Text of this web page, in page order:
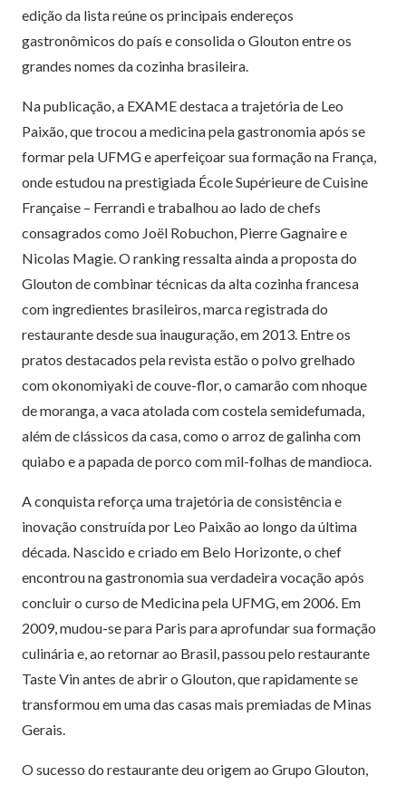
edição da lista reúne os principais endereços
gastronômicos do país e consolida o Glouton entre os
grandes nomes da cozinha brasileira.
Na publicação, a EXAME destaca a trajetória de Leo
Paixão, que trocou a medicina pela gastronomia após se
formar pela UFMG e aperfeiçoar sua formação na França,
onde estudou na prestigiada École Supérieure de Cuisine
Française – Ferrandi e trabalhou ao lado de chefs
consagrados como Joël Robuchon, Pierre Gagnaire e
Nicolas Magie. O ranking ressalta ainda a proposta do
Glouton de combinar técnicas da alta cozinha francesa
com ingredientes brasileiros, marca registrada do
restaurante desde sua inauguração, em 2013. Entre os
pratos destacados pela revista estão o polvo grelhado
com okonomiyaki de couve-flor, o camarão com nhoque
de moranga, a vaca atolada com costela semidefumada,
além de clássicos da casa, como o arroz de galinha com
quiabo e a papada de porco com mil-folhas de mandioca.
A conquista reforça uma trajetória de consistência e
inovação construída por Leo Paixão ao longo da última
década. Nascido e criado em Belo Horizonte, o chef
encontrou na gastronomia sua verdadeira vocação após
concluir o curso de Medicina pela UFMG, em 2006. Em
2009, mudou-se para Paris para aprofundar sua formação
culinária e, ao retornar ao Brasil, passou pelo restaurante
Taste Vin antes de abrir o Glouton, que rapidamente se
transformou em uma das casas mais premiadas de Minas
Gerais.
O sucesso do restaurante deu origem ao Grupo Glouton,